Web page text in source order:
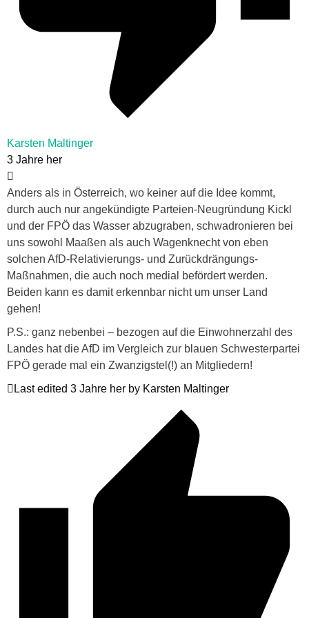
Karsten Maltinger
3 Jahre her
Anders als in Österreich, wo keiner auf die Idee kommt,
durch auch nur angekündigte Parteien-Neugründung Kickl
und der FPÖ das Wasser abzugraben, schwadronieren bei
uns sowohl Maaßen als auch Wagenknecht von eben
solchen AfD-Relativierungs- und Zurückdrängungs-
Maßnahmen, die auch noch medial befördert werden.
Beiden kann es damit erkennbar nicht um unser Land
gehen!
P.S.: ganz nebenbei – bezogen auf die Einwohnerzahl des
Landes hat die AfD im Vergleich zur blauen Schwesterpartei
FPÖ gerade mal ein Zwanzigstel(!) an Mitgliedern!
Last edited 3 Jahre her by Karsten Maltinger